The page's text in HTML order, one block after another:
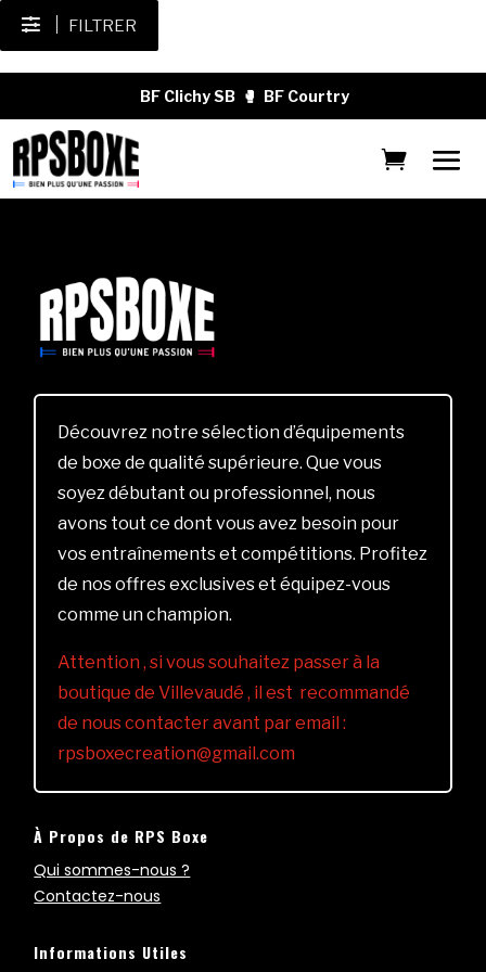
FILTRER
BF Clichy SB 🥊 BF Courtry
Découvrez notre sélection d’équipements
de boxe de qualité supérieure. Que vous
soyez débutant ou professionnel, nous
avons tout ce dont vous avez besoin pour
vos entraînements et compétitions. Profitez
de nos offres exclusives et équipez-vous
comme un champion.
Attention , si vous souhaitez passer à la
boutique de Villevaudé , il est recommandé
de nous contacter avant par email :
rpsboxecreation@gmail.com
À Propos de RPS Boxe
Qui sommes-nous ?
Contactez-nous
Informations Utiles